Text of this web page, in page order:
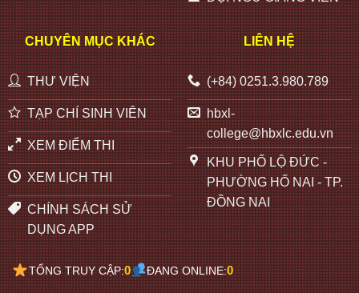
CHUYÊN MỤC KHÁC
THƯ VIỆN
TẠP CHÍ SINH VIÊN
XEM ĐIỂM THI
XEM LỊCH THI
CHÍNH SÁCH SỬ
DỤNG APP
LIÊN HỆ
(+84) 0251.3.980.789
hbxl-
college@hbxlc.edu.vn
KHU PHỐ LỘ ĐỨC -
PHƯỜNG HỐ NAI - TP.
ĐỒNG NAI
TỔNG TRUY CẬP:0 ĐANG ONLINE:0